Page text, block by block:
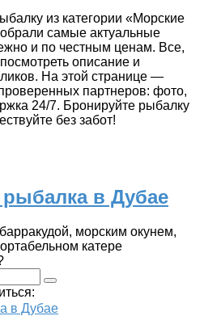
из категории «Морские
самые актуальные
и по честным ценам. Все,
описание и
На этой странице —
партнеров: фото,
24/7. Бронируйте рыбалку
без забот!
в Дубае
морским окунем,
катере
в Дубае